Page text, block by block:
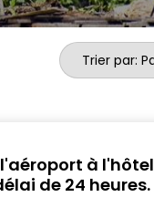
Trier par:
à
de 24 heures.